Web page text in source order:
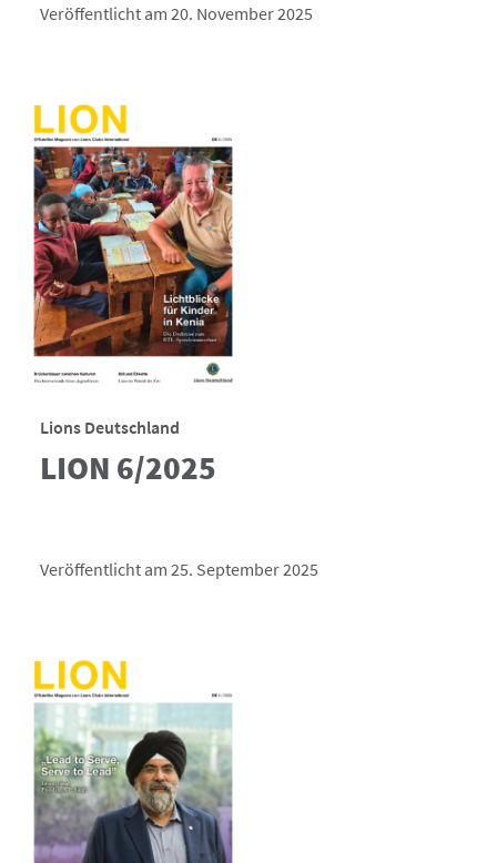
Veröffentlicht am 20. November 2025
Lions Deutschland
LION 6/2025
Veröffentlicht am 25. September 2025